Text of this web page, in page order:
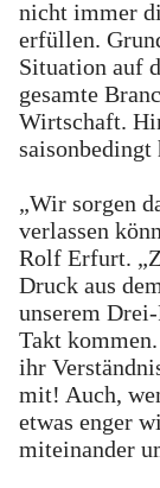
nicht immer
erfüllen.
Situation auf
gesamte
Wirtschaft.
saisonbedingt
„Wir sorgen
verlassen
Rolf Erfurt.
Druck aus
unserem
Takt
ihr
mit! Auch,
etwas enger
miteinander